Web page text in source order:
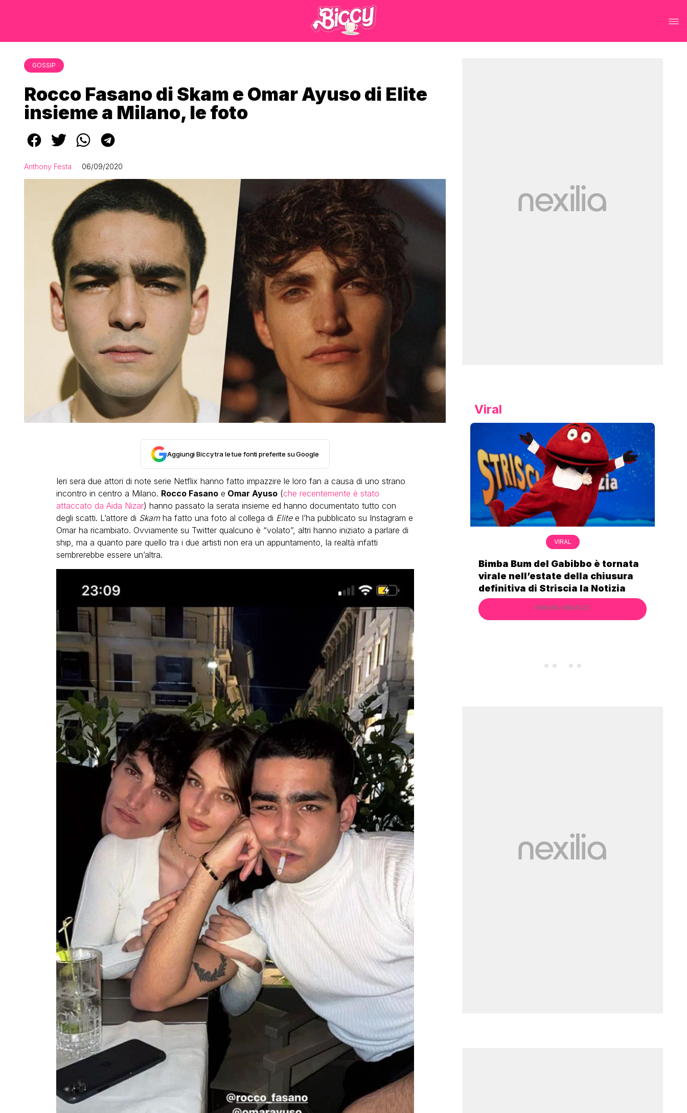
GOSSIP
Rocco Fasano di Skam e Omar Ayuso di Elite
insieme a Milano, le foto
Anthony Festa 06/09/2020
Aggiungi Biccy tra le tue fonti preferite su Google
Ieri sera due attori di note serie Netflix hanno fatto impazzire le loro fan a causa di uno strano
incontro in centro a Milano. Rocco Fasanoe Omar Ayuso(che recentemente è stato
attaccato da Aida Nizar) hanno passato la serata insieme ed hanno documentato tutto con
degli scatti. L’attore di Skamha fatto una foto al collega di Elitee l’ha pubblicato su Instagram e
Omar ha ricambiato. Ovviamente su Twitter qualcuno è “volato”, altri hanno iniziato a parlare di
ship, ma a quanto pare quello tra i due artisti non era un appuntamento, la realtà infatti
sembrerebbe essere un’altra.
Viral
LGBT
dive compie 15 anni: il video
FABIANO MINACCI
VIRAL
grande famiglia per me”
FABIANO MINACCI
VIRAL
Bimba Bum del Gabibbo è tornata
virale nell’estate della chiusura
definitiva di Striscia la Notizia
FABIANO MINACCI